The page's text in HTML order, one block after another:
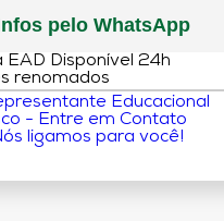
pelo WhatsApp
EAD Disponível 24h
renomados
Educacional
- Entre em Contato
ligamos para você!